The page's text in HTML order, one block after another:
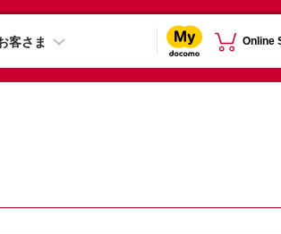
客さま Online